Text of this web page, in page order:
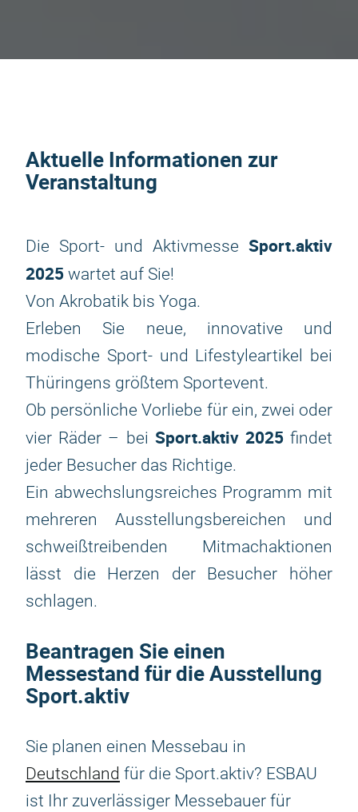
Aktuelle Informationen zur
Veranstaltung
Die Sport- und Aktivmesse Sport.aktiv
2025 wartet auf Sie!
Von Akrobatik bis Yoga.
Erleben Sie neue, innovative und
modische Sport- und Lifestyleartikel bei
Thüringens größtem Sportevent.
Ob persönliche Vorliebe für ein, zwei oder
vier Räder – bei Sport.aktiv 2025findet
jeder Besucher das Richtige.
Ein abwechslungsreiches Programm mit
mehreren Ausstellungsbereichen und
schweißtreibenden Mitmachaktionen
lässt die Herzen der Besucher höher
schlagen.
Beantragen Sie einen
Messestand für die Ausstellung
Sport.aktiv
Sie planen einen Messebau in
Deutschland für die Sport.aktiv? ESBAU
ist Ihr zuverlässiger Messebauer für